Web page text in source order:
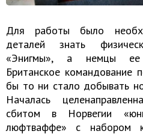
Для работы было
деталей знать
«Энигмы», а немцы ее
Британское командование
бы то ни стало добывать
Началась
сбитом в Норвегии
люфтваффе» с набором